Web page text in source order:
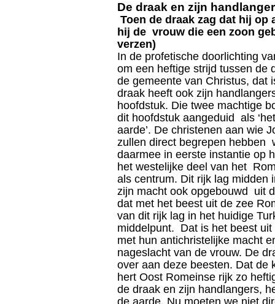
De draak en zijn
Toen de draak zag dat hij op
hij de vrouw die een zoon
verzen)
In de profetische doorlichting
om een heftige strijd tussen de
de gemeente van Christus, dat
draak heeft ook zijn
hoofdstuk. Die twee machtige
dit hoofdstuk aangeduid als
aarde’. De christenen aan wie
zullen direct begrepen hebben
daarmee in eerste instantie op
het westelijke deel van het
als centrum. Dit rijk lag midden
zijn macht ook opgebouwd uit
dat met het beest uit de zee
van dit rijk lag in het huidige
middelpunt. Dat is het beest
met hun antichristelijke macht
nageslacht van de vrouw. De
over aan deze beesten. Dat de
hert Oost Romeinse rijk zo
de draak en zijn handlangers,
de aarde. Nu moeten we niet